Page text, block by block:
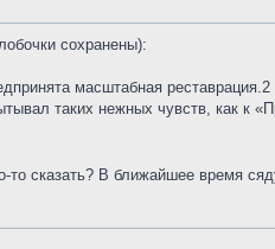
сохранены):
масштабная
таких нежных чувств, как к
сказать? В ближайшее время